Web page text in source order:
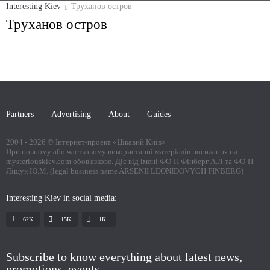
Interesting Kiev Труханов остров
Труханов остров
Partners Advertising About Guides
2004 - 2026 © Інтернет-проект «Цікавий Київ»
При повному або частковому використанні матеріалів посилання на
mysteriouskiev.com обов'язкове. Діє від імені ФО-П Фінберг А.Л та ФО-П
Ліщук Ю.М. (legal business name ARSENII LEONIDOVYCH FINBERG)
Interesting Kiev in social media:
62K 15K 1К
Subscribe to know everything about latest news,